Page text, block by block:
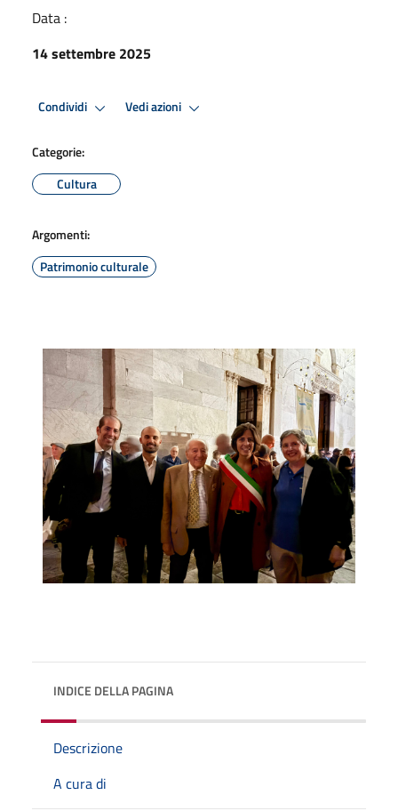
Data :
14 settembre 2025
Condividi Vedi azioni
Categorie:
Cultura
Argomenti:
Patrimonio culturale
INDICE DELLA PAGINA
Descrizione
A cura di